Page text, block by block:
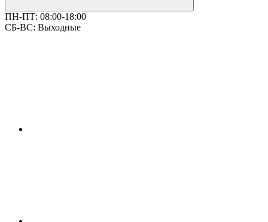
ПН-ПТ: 08:00-18:00
СБ-ВС: Выходные